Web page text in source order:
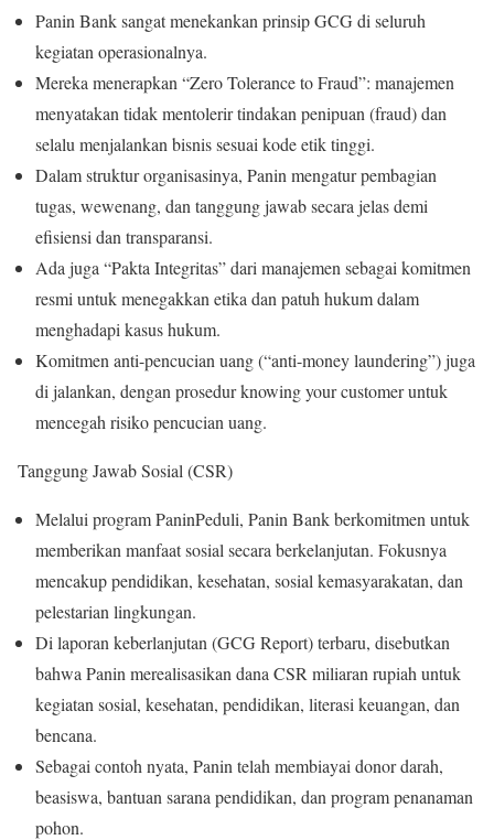
Panin Bank sangat menekankan prinsip GCG di seluruh
kegiatan operasionalnya.
Mereka menerapkan “Zero Tolerance to Fraud”: manajemen
menyatakan tidak mentolerir tindakan penipuan (fraud) dan
selalu menjalankan bisnis sesuai kode etik tinggi.
Dalam struktur organisasinya, Panin mengatur pembagian
tugas, wewenang, dan tanggung jawab secara jelas demi
efisiensi dan transparansi.
Ada juga “Pakta Integritas” dari manajemen sebagai komitmen
resmi untuk menegakkan etika dan patuh hukum dalam
menghadapi kasus hukum.
Komitmen anti-pencucian uang (“anti-money laundering”) juga
di jalankan, dengan prosedur knowing your customer untuk
mencegah risiko pencucian uang.
Tanggung Jawab Sosial (CSR)
Melalui program PaninPeduli, Panin Bank berkomitmen untuk
memberikan manfaat sosial secara berkelanjutan. Fokusnya
mencakup pendidikan, kesehatan, sosial kemasyarakatan, dan
pelestarian lingkungan.
Di laporan keberlanjutan (GCG Report) terbaru, disebutkan
bahwa Panin merealisasikan dana CSR miliaran rupiah untuk
kegiatan sosial, kesehatan, pendidikan, literasi keuangan, dan
bencana.
Sebagai contoh nyata, Panin telah membiayai donor darah,
beasiswa, bantuan sarana pendidikan, dan program penanaman
pohon.